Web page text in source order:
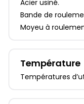
Acier usiné.
Bande de
Moyeu à
Température
Températures